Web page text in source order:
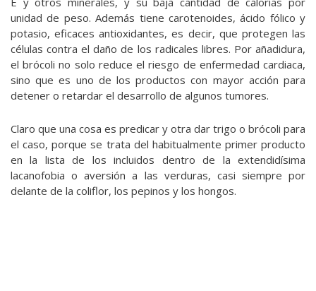
unidad de peso. Además tiene carotenoides, ácido fólico y
potasio, eficaces antioxidantes, es decir, que protegen las
células contra el daño de los radicales libres. Por añadidura,
el brócoli no solo reduce el riesgo de enfermedad cardiaca,
sino que es uno de los productos con mayor acción para
detener o retardar el desarrollo de algunos tumores.
Claro que una cosa es predicar y otra dar trigo o brócoli para
el caso, porque se trata del habitualmente primer producto
en la lista de los incluidos dentro de la extendidísima
lacanofobia o aversión a las verduras, casi siempre por
delante de la coliflor, los pepinos y los hongos.